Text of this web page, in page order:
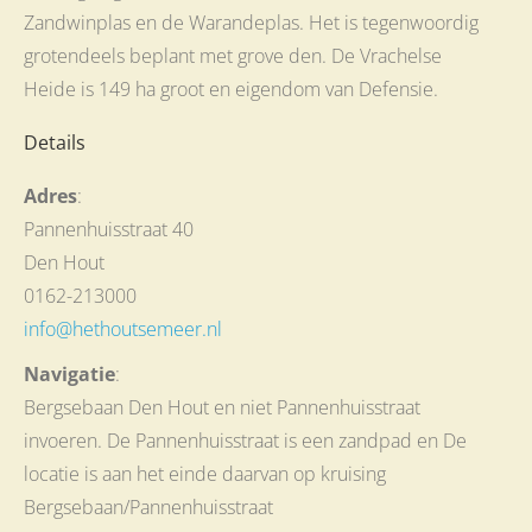
Zandwinplas en de Warandeplas. Het is tegenwoordig
grotendeels beplant met grove den. De Vrachelse
Heide is 149 ha groot en eigendom van Defensie.
Details
Adres:
Pannenhuisstraat 40
Den Hout
0162-213000
info@hethoutsemeer.nl
Navigatie:
Bergsebaan Den Hout en niet Pannenhuisstraat
invoeren. De Pannenhuisstraat is een zandpad en De
locatie is aan het einde daarvan op kruising
Bergsebaan/Pannenhuisstraat